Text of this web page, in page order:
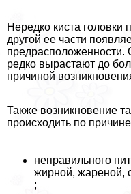
Нередко киста
другой ее части
предрасположенности.
редко вырастают до
причиной
Также возникновение
происходить по
неправильного
жирной, жареной,
;